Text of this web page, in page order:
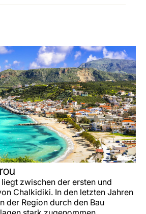
zwischen der ersten und
Chalkidiki. In den letzten Jahren
der Region durch den Bau